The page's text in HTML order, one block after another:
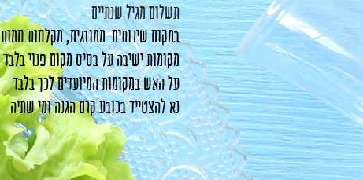
תשלום מגיל שנתיים
במקום שירותים ממוזגים, מקלחות חמות
מקומות ישיבה על בסיס מקום פנוי בלבד
על האש במקומות המיועדים לכך בלבד
נא להצטייד בכובע קרם הגנה ומי שתיה